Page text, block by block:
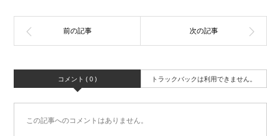
コメント ( 0 ) トラックバックは利用できません。
この記事へのコメントはありません。